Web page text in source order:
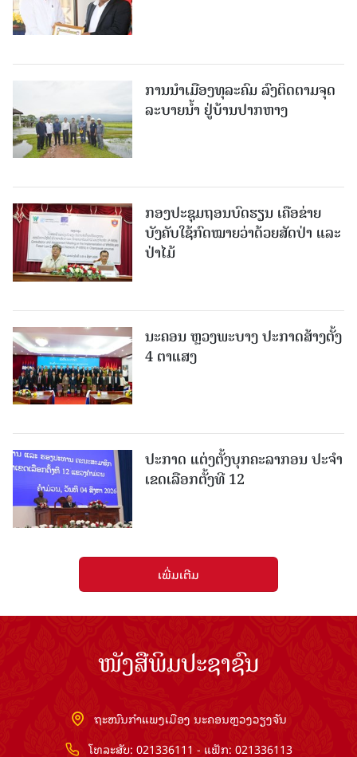
ການນໍາເມືອງທຸລະຄົມ ລົງຕິດຕາມຈຸດ
ລະບາຍນໍ້າ ຢູ່ບ້ານປາກຫາງ
ກອງປະຊຸມຖອນບົດຮຽນ ເຄືອຂ່າຍ
ບັງຄັບໃຊ້ກົດໝາຍວ່າດ້ວຍສັດປ່າ ແລະ
ປ່າໄມ້
ນະຄອນ ຫຼວງພະບາງ ປະ​ກາດ​ສ້າງ​ຕັ້ງ
4 ຕາແສງ
ປະກາດ ແຕ່ງຕັ້ງບຸກຄະລາກອນ ປະຈໍາ
ເຂດເລືອກຕັ້ງທີ 12
ເພີ່ມເຕີມ
ໜັງສືພິມປະຊາຊົນ
ຖະໜົນກຳແພງເມືອງ ນະຄອນຫຼວງວຽງຈັນ
ໂທລະສັບ: 021336111 - ແຟັກ: 021336113